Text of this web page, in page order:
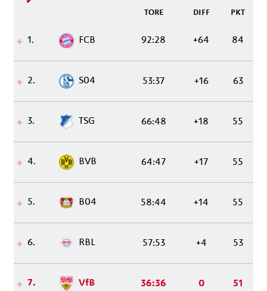
TORE DIFF PKT
1. FCB 92:28 +64 84
2. S04 53:37 +16 63
3. TSG 66:48 +18 55
4. BVB 64:47 +17 55
5. B04 58:44 +14 55
6. RBL 57:53 +4 53
7. VfB 36:36 0 51